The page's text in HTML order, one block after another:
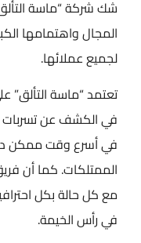
شك شركة “ماسة
المجال واهتمامها
لجميع عملائها.
تعتمد “ماسة التألق”
في الكشف عن تسربات
في أسرع وقت ممكن
الممتلكات. كما أن
مع كل حالة بكل
في رأس الخيمة.